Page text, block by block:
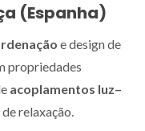
(Espanha)
e design de
propriedades
acoplamentos luz–
relaxação.